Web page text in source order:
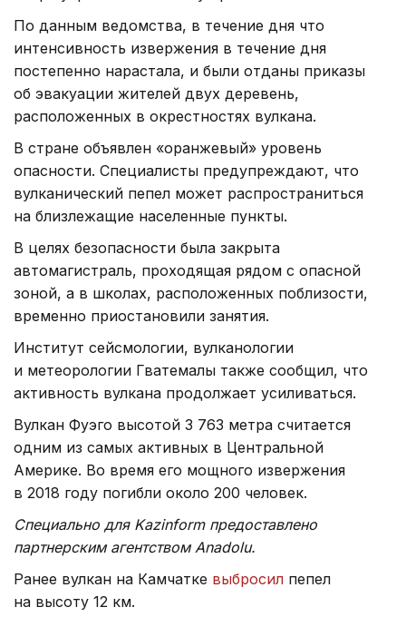
По данным ведомства, в течение дня что
интенсивность извержения в течение дня
постепенно нарастала, и были отданы приказы
об эвакуации жителей двух деревень,
расположенных в окрестностях вулкана.
В стране объявлен «оранжевый» уровень
опасности. Специалисты предупреждают, что
вулканический пепел может распространиться
на близлежащие населенные пункты.
В целях безопасности была закрыта
автомагистраль, проходящая рядом с опасной
зоной, а в школах, расположенных поблизости,
временно приостановили занятия.
Институт сейсмологии, вулканологии
и метеорологии Гватемалы также сообщил, что
активность вулкана продолжает усиливаться.
Вулкан Фуэго высотой 3 763 метра считается
одним из самых активных в Центральной
Америке. Во время его мощного извержения
в 2018 году погибли около 200 человек.
Специально для Kazinform предоставлено
партнерским агентством Anadolu.
Ранее вулкан на Камчатке выбросил пепел
на высоту 12 км.